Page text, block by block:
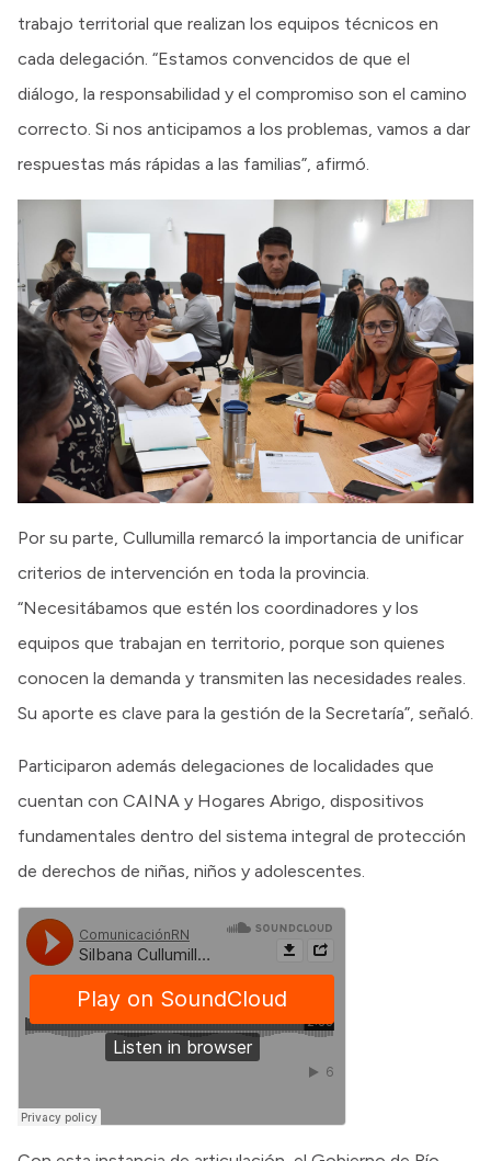
trabajo territorial que realizan los equipos técnicos en
cada delegación. “Estamos convencidos de que el
diálogo, la responsabilidad y el compromiso son el camino
correcto. Si nos anticipamos a los problemas, vamos a dar
respuestas más rápidas a las familias”, afirmó.
Por su parte, Cullumilla remarcó la importancia de unificar
criterios de intervención en toda la provincia.
“Necesitábamos que estén los coordinadores y los
equipos que trabajan en territorio, porque son quienes
conocen la demanda y transmiten las necesidades reales.
Su aporte es clave para la gestión de la Secretaría”, señaló.
Participaron además delegaciones de localidades que
cuentan con CAINA y Hogares Abrigo, dispositivos
fundamentales dentro del sistema integral de protección
de derechos de niñas, niños y adolescentes.